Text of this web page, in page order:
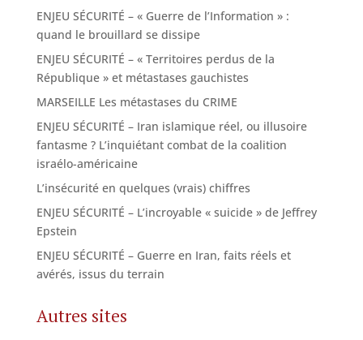
ENJEU SÉCURITÉ – « Guerre de l’Information » :
quand le brouillard se dissipe
ENJEU SÉCURITÉ – « Territoires perdus de la
République » et métastases gauchistes
MARSEILLE Les métastases du CRIME
ENJEU SÉCURITÉ – Iran islamique réel, ou illusoire
fantasme ? L’inquiétant combat de la coalition
israélo-américaine
L’insécurité en quelques (vrais) chiffres
ENJEU SÉCURITÉ – L’incroyable « suicide » de Jeffrey
Epstein
ENJEU SÉCURITÉ – Guerre en Iran, faits réels et
avérés, issus du terrain
Autres sites